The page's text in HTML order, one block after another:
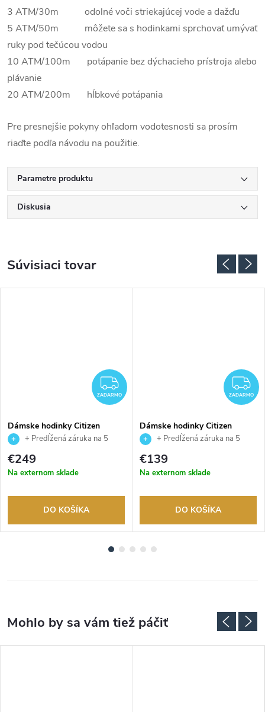
3 ATM/30m odolné voči striekajúcej vode a dažďu
5 ATM/50m môžete sa s hodinkami sprchovať umývať
ruky pod tečúcou vodou
10 ATM/100m potápanie bez dýchacieho prístroja alebo
plávanie
20 ATM/200m hĺbkové potápania
Pre presnejšie pokyny ohľadom vodotesnosti sa prosím
riaďte podľa návodu na použitie.
Parametre produktu
Diskusia
Súvisiaci tovar
ZADARMO
ZADARMO
Dámske hodinky Citizen
EM1140-80X
+ Predĺžená záruka na 5
rokov. Až 100 dní na vrátenie
tovaru. Autorizovaný predajca.
€249
Na externom sklade
DO KOŠÍKA
ZADARMO
Dámske hodinky Citizen
EM0411-71A
+ Predĺžená záruka na 5
rokov. Až 100 dní na vrátenie
tovaru. Autorizovaný predajca.
€139
Na externom sklade
DO KOŠÍKA